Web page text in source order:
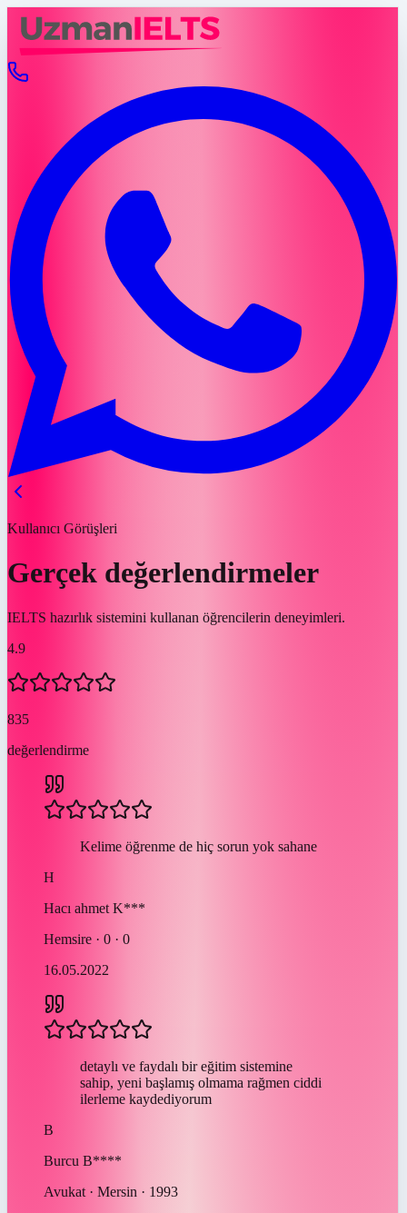
Kullanıcı Görüşleri
Gerçek değerlendirmeler
IELTS hazırlık sistemini kullanan öğrencilerin deneyimleri.
4.9
835
değerlendirme
Kelime öğrenme de hiç sorun yok sahane
H
Hacı ahmet K***
Hemsire · 0 · 0
16.05.2022
detaylı ve faydalı bir eğitim sistemine
sahip, yeni başlamış olmama rağmen ciddi
ilerleme kaydediyorum
B
Burcu B****
Avukat · Mersin · 1993